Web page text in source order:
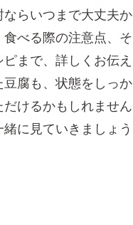
らいつまで大丈夫
べる際の注意点、
ピまで、詳しくお伝
腐も、状態をしっ
だけるかもしれませ
に見ていきましょう